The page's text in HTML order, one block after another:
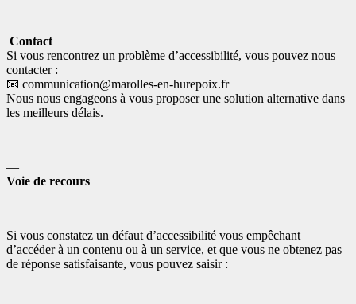
Contact
Si vous rencontrez un problème d’accessibilité, vous pouvez nous
contacter :
📧 communication@marolles-en-hurepoix.fr
Nous nous engageons à vous proposer une solution alternative dans
les meilleurs délais.
—
Voie de recours
Si vous constatez un défaut d’accessibilité vous empêchant
d’accéder à un contenu ou à un service, et que vous ne obtenez pas
de réponse satisfaisante, vous pouvez saisir :